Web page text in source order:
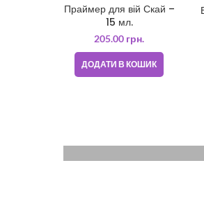
Праймер для вій Скай –
15 мл.
205.00 грн.
ДОДАТИ В КОШИК